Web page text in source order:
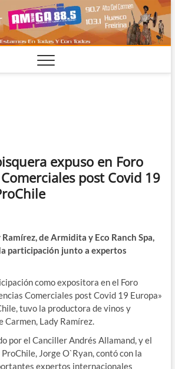
expuso en Foro
post Covid 19
de Armidita y Eco Ranch Spa,
participación junto a expertos
como expositora en el Foro
Comerciales post Covid 19 Europa»
tuvo la productora de vinos y
Carmen, Lady Ramírez.
por el Canciller Andrés Allamand, y el
Jorge O`Ryan, contó con la
expertos internacionales